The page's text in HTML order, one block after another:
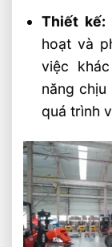
Thiết kế:
hoạt và
việc
năng
quá trình